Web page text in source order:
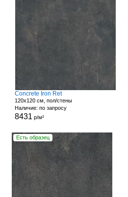
Concrete Iron Ret
120x120 см, пол/стены
Наличие: по запросу
8431 р/м²
Есть образец